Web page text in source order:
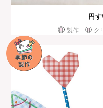
円す
製作 ク